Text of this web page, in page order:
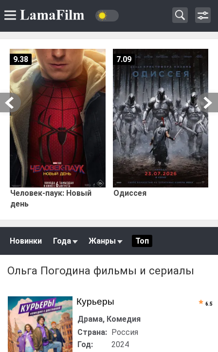
Человек-паук: Новый
день
9.38
Одиссея
7.09
Новинки Года Жанры Топ
Ольга Погодина фильмы и сериалы
Курьеры
Драма, Комедия
Страна: Россия
Год:
2024
6.5